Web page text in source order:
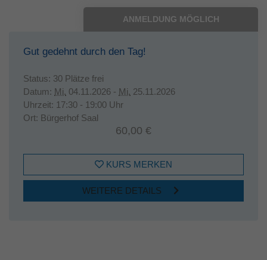
ANMELDUNG MÖGLICH
Gut gedehnt durch den Tag!
Status: 30 Plätze frei
Datum: Mi. 04.11.2026 - Mi. 25.11.2026
Uhrzeit: 17:30 - 19:00 Uhr
Ort: Bürgerhof Saal
60,00 €
KURS MERKEN
WEITERE DETAILS